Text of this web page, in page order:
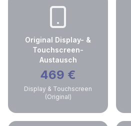
Original Display- &
Touchscreen-
Austausch
469 €
Display & Touchscreen
(Original)